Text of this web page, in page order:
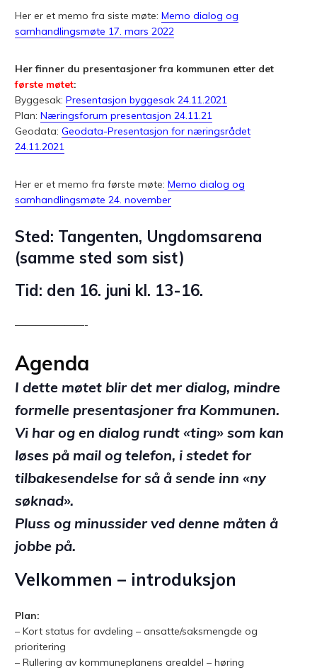
Her er et memo fra siste møte: Memo dialog og
samhandlingsmøte 17. mars 2022
Her finner du presentasjoner fra kommunen etter det
første møtet:
Byggesak: Presentasjon byggesak 24.11.2021
Plan: Næringsforum presentasjon 24.11.21
Geodata: Geodata-Presentasjon for næringsrådet
24.11.2021
Her er et memo fra første møte: Memo dialog og
samhandlingsmøte 24. november
Sted: Tangenten, Ungdomsarena
(samme sted som sist)
Tid: den 16. juni kl. 13-16.
———————-
Agenda
I dette møtet blir det mer dialog, mindre
formelle presentasjoner fra Kommunen.
Vi har og en dialog rundt «ting» som kan
løses på mail og telefon, i stedet for
tilbakesendelse for så å sende inn «ny
søknad».
Pluss og minussider ved denne måten å
jobbe på.
Velkommen – introduksjon
Plan:
– Kort status for avdeling – ansatte/saksmengde og
prioritering
– Rullering av kommuneplanens arealdel – høring